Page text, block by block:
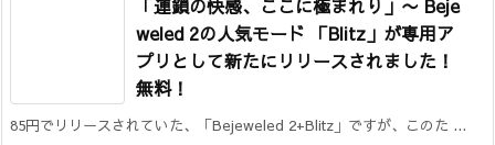
「連鎖の快感、ここに極まれり」 〜 Beje
weled 2の人気モード 「Blitz」が専用ア
プリとして新たにリリースされました！
無料！
85円でリリースされていた、「Bejeweled 2+Blitz」ですが、このた ...